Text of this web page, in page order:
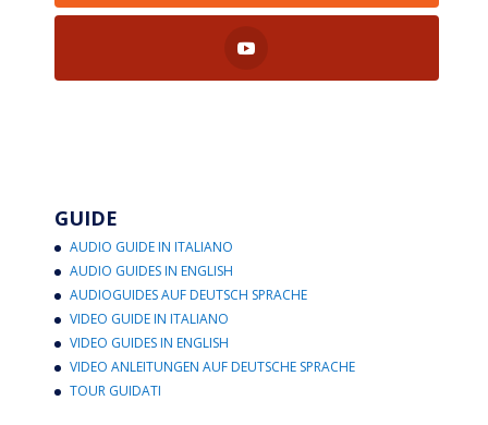
GUIDE
AUDIO GUIDE IN ITALIANO
AUDIO GUIDES IN ENGLISH
AUDIOGUIDES AUF DEUTSCH SPRACHE
VIDEO GUIDE IN ITALIANO
VIDEO GUIDES IN ENGLISH
VIDEO ANLEITUNGEN AUF DEUTSCHE SPRACHE
TOUR GUIDATI